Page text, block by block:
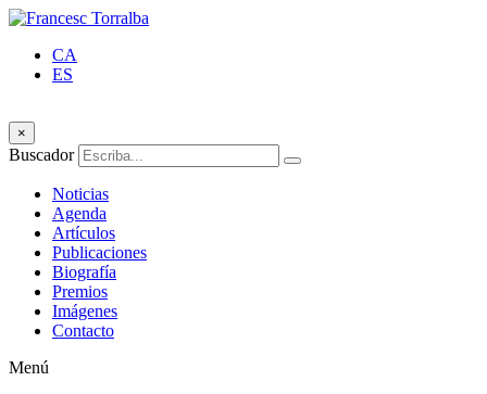
CA
ES
×
Buscador
Noticias
Agenda
Artículos
Publicaciones
Biografía
Premios
Imágenes
Contacto
Menú